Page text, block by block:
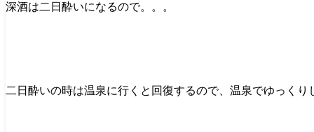
深酒は二日酔いになるので。。。
二日酔いの時は温泉に行くと回復するので、温泉でゆっくり